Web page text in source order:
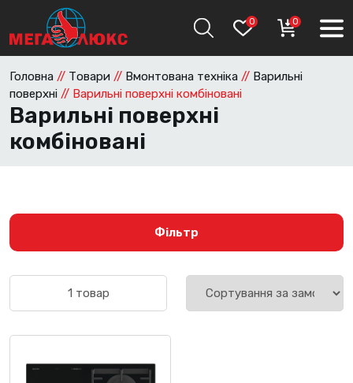
0 0
Головна // Товари // Вмонтована техніка // Варильні
поверхні // Варильні поверхні комбіновані
Варильні поверхні
комбіновані
Фільтр
1 товар